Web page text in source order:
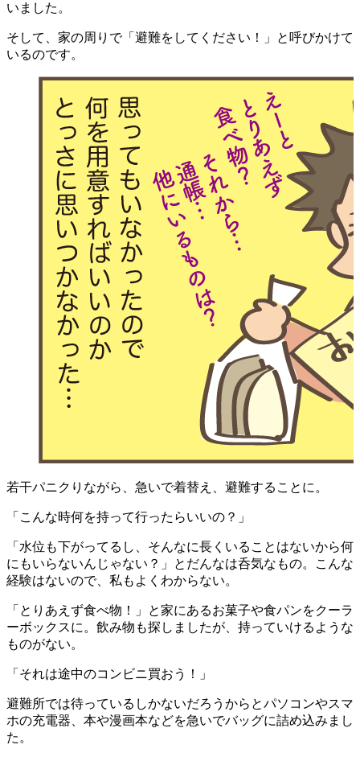
いました。
そして、家の周りで「避難をしてください！」と呼びかけて
いるのです。
若干パニクりながら、急いで着替え、避難することに。
「こんな時何を持って行ったらいいの？」
「水位も下がってるし、そんなに長くいることはないから何
にもいらないんじゃない？」と だんなは呑気なもの。こんな
経験はないので、私もよくわからない。
「とりあえず食べ物！」と家にあるお菓子や食パンをクーラ
ーボックスに。飲み物も探しましたが、持っていけるような
ものがない。
「それは途中のコンビニ買おう！」
避難所では待っているしかないだろうからとパソコンやスマ
ホの充電器、本や漫画本などを急いでバッグに詰め込みまし
た。